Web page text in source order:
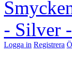
Logga in Registrera